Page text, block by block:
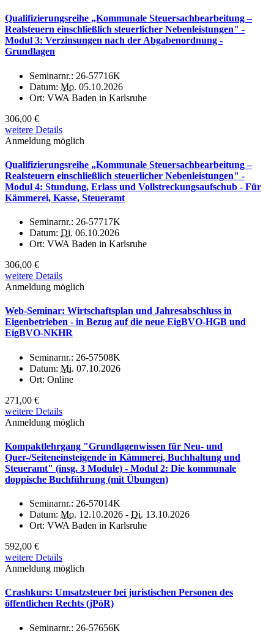
Qualifizierungsreihe „Kommunale Steuersachbearbeitung –
Realsteuern einschließlich steuerlicher Nebenleistungen" -
Modul 3: Verzinsungen nach der Abgabenordnung -
Grundlagen
Seminarnr.: 26-57716K
Datum: Mo. 05.10.2026
Ort: VWA Baden in Karlsruhe
306,00 €
weitere Details
Anmeldung möglich
Qualifizierungsreihe „Kommunale Steuersachbearbeitung –
Realsteuern einschließlich steuerlicher Nebenleistungen" -
Modul 4: Stundung, Erlass und Vollstreckungsaufschub - Für
Kämmerei, Kasse, Steueramt
Seminarnr.: 26-57717K
Datum: Di. 06.10.2026
Ort: VWA Baden in Karlsruhe
306,00 €
weitere Details
Anmeldung möglich
Web-Seminar: Wirtschaftsplan und Jahresabschluss in
Eigenbetrieben - in Bezug auf die neue EigBVO-HGB und
EigBVO-NKHR
Seminarnr.: 26-57508K
Datum: Mi. 07.10.2026
Ort: Online
271,00 €
weitere Details
Anmeldung möglich
Kompaktlehrgang "Grundlagenwissen für Neu- und
Quer-/Seiteneinsteigende in Kämmerei, Buchhaltung und
Steueramt" (insg. 3 Module) - Modul 2: Die kommunale
doppische Buchführung (mit Übungen)
Seminarnr.: 26-57014K
Datum: Mo. 12.10.2026 - Di. 13.10.2026
Ort: VWA Baden in Karlsruhe
592,00 €
weitere Details
Anmeldung möglich
Crashkurs: Umsatzsteuer bei juristischen Personen des
öffentlichen Rechts (jPöR)
Seminarnr.: 26-57656K